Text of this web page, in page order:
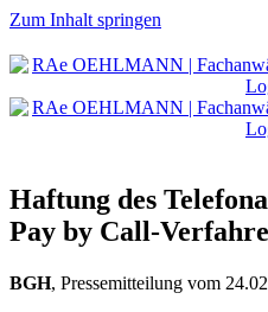
Zum Inhalt springen
Haftung des
Pay by Call-
BGH, Pressemitteilung vom